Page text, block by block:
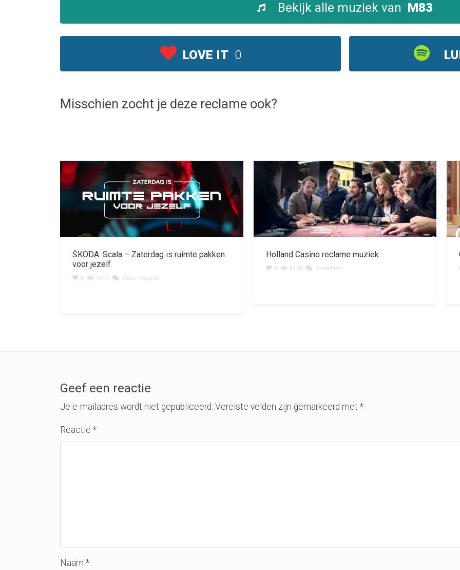
Bekijk alle muziek van M83
LOVE IT 0
Misschien zocht je deze reclame ook?
ŠKODA: Scala – Zaterdag is ruimte pakken
voor jezelf
3 1610 Geen reacties
Holland Casino reclame muziek
9 6170 2 reacties
Geef een reactie
Je e-mailadres wordt niet gepubliceerd. Vereiste velden zijn gemarkeerd met *
Reactie *
Naam *